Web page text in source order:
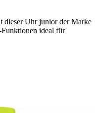
dieser Uhr junior der Marke
ideal für